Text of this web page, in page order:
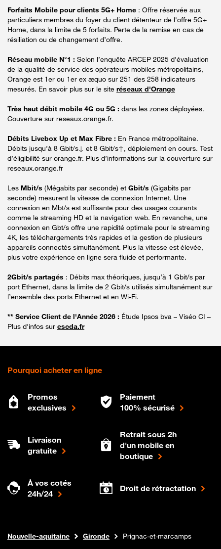
Forfaits Mobile pour clients 5G+ Home : Offre réservée aux
particuliers membres du foyer du client détenteur de l'offre 5G+
Home, dans la limite de 5 forfaits. Perte de la remise en cas de
résiliation ou de changement d’offre.
Réseau mobile N°1 : Selon l’enquête ARCEP 2025 d’évaluation
de la qualité de service des opérateurs mobiles métropolitains,
Orange est 1er ou 1er ex æquo sur 251 des 258 indicateurs
mesurés. En savoir plus sur le site réseaux d'Orange
Très haut débit mobile 4G ou 5G : dans les zones déployées.
Couverture sur reseaux.orange.fr.
Débits Livebox Up et Max Fibre : En France métropolitaine.
Débits jusqu’à 8 Gbit/s↓ et 8 Gbit/s↑, déploiement en cours. Test
d’éligibilité sur orange.fr. Plus d’informations sur la couverture sur
reseaux.orange.fr
Les Mbit/s (Mégabits par seconde) et Gbit/s (Gigabits par
seconde) mesurent la vitesse de connexion Internet. Une
connexion en Mbt/s est suffisante pour des usages courants
comme le streaming HD et la navigation web. En revanche, une
connexion en Gbt/s offre une rapidité optimale pour le streaming
4K, les téléchargements très rapides et la gestion de plusieurs
appareils connectés simultanément. Plus la vitesse est élevée,
plus votre expérience en ligne sera fluide et performante.
2Gbit/s partagés : Débits max théoriques, jusqu’à 1 Gbit/s par
port Ethernet, dans la limite de 2 Gbit/s utilisés simultanément sur
l’ensemble des ports Ethernet et en Wi-Fi.
** Service Client de l'Année 2026 : Étude Ipsos bva – Viséo CI –
Plus d'infos sur escda.fr
Pourquoi acheter en ligne
Promos
exclusives
Paiement
100% sécurisé
Livraison
gratuite
Retrait sous 2h
d'un mobile en
boutique
À vos cotés
24h/24
Droit de rétractation
Boutique Orange
Internet fibre
Nouvelle-aquitaine Gironde Prignac-et-marcamps